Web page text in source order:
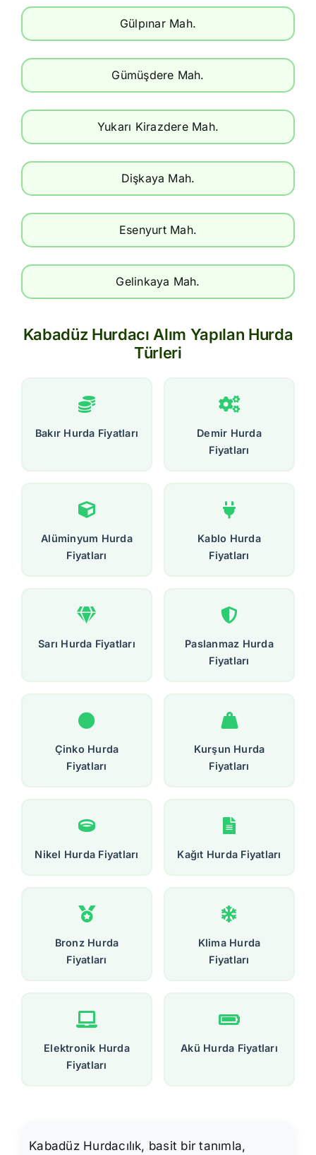
Gülpınar Mah.
Gümüşdere Mah.
Yukarı Kirazdere Mah.
Dişkaya Mah.
Esenyurt Mah.
Gelinkaya Mah.
Kabadüz Hurdacı Alım Yapılan Hurda
Türleri
Bakır Hurda Fiyatları
Demir Hurda
Fiyatları
Alüminyum Hurda
Fiyatları
Kablo Hurda
Fiyatları
Sarı Hurda Fiyatları
Paslanmaz Hurda
Fiyatları
Çinko Hurda
Fiyatları
Kurşun Hurda
Fiyatları
Nikel Hurda Fiyatları Kağıt Hurda Fiyatları
Bronz Hurda
Fiyatları
Klima Hurda
Fiyatları
Elektronik Hurda
Fiyatları
Akü Hurda Fiyatları
Kabadüz Hurdacılık, basit bir tanımla,